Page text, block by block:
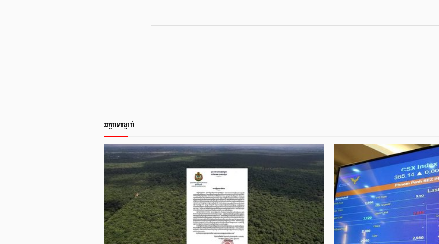
អត្ថបទបន្ទាប់